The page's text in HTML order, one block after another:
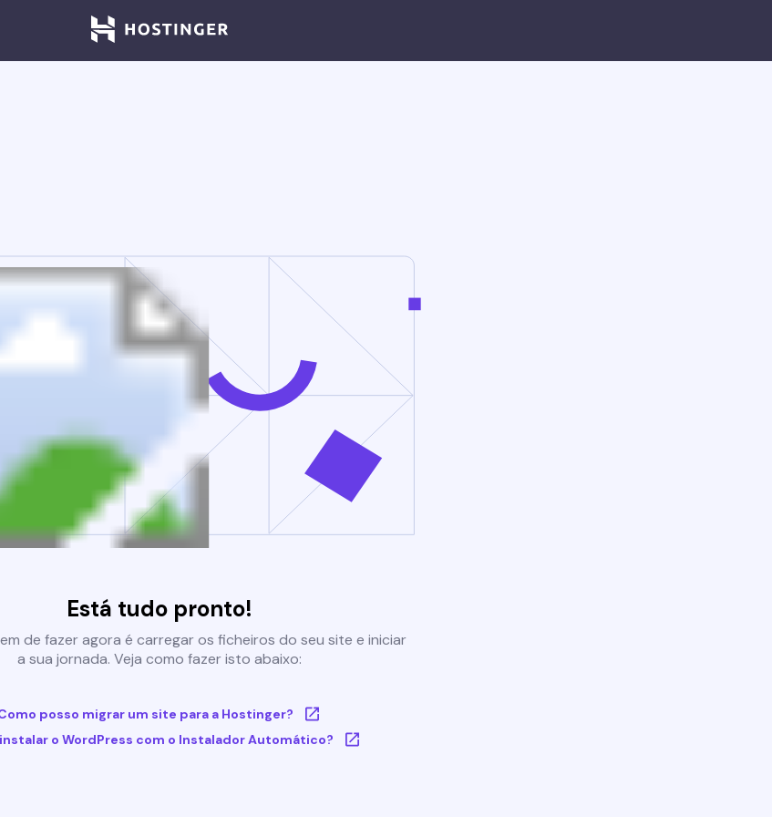
Está tudo pronto!
de fazer agora é carregar os ficheiros do seu site e iniciar
a sua jornada. Veja como fazer isto abaixo:
posso migrar um site para a Hostinger?
o WordPress com o Instalador Automático?